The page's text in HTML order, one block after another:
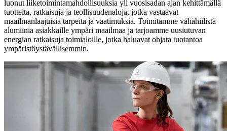
luonut liiketoimintamahdollisuuksia yli vuosisadan ajan kehittämällä
tuotteita, ratkaisuja ja teollisuudenaloja, jotka vastaavat
maailmanlaajuisia tarpeita ja vaatimuksia. Toimitamme vähähiilistä
alumiinia asiakkaille ympäri maailmaa ja tarjoamme uusiutuvan
energian ratkaisuja toimialoille, jotka haluavat ohjata tuotantoa
ympäristöystävällisemmin.